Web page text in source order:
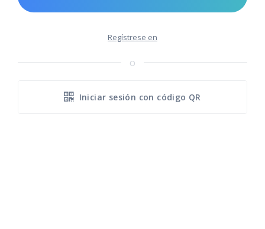
Regístrese en
o
Iniciar sesión con código QR